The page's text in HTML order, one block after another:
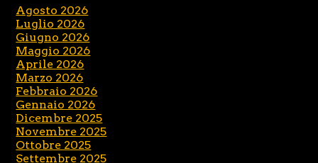
Agosto 2026
Luglio 2026
Giugno 2026
Maggio 2026
Aprile 2026
Marzo 2026
Febbraio 2026
Gennaio 2026
Dicembre 2025
Novembre 2025
Ottobre 2025
Settembre 2025